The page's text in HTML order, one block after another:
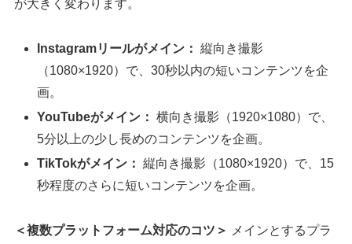
が大きく変わります。
Instagramリールがメイン： 縦向き撮影
（1080×1920）で、30秒以内の短いコンテンツを企
画。
YouTubeがメイン： 横向き撮影（1920×1080）で、
5分以上の少し長めのコンテンツを企画。
TikTokがメイン： 縦向き撮影（1080×1920）で、15
秒程度のさらに短いコンテンツを企画。
＜複数プラットフォーム対応のコツ＞
メインとするプラ